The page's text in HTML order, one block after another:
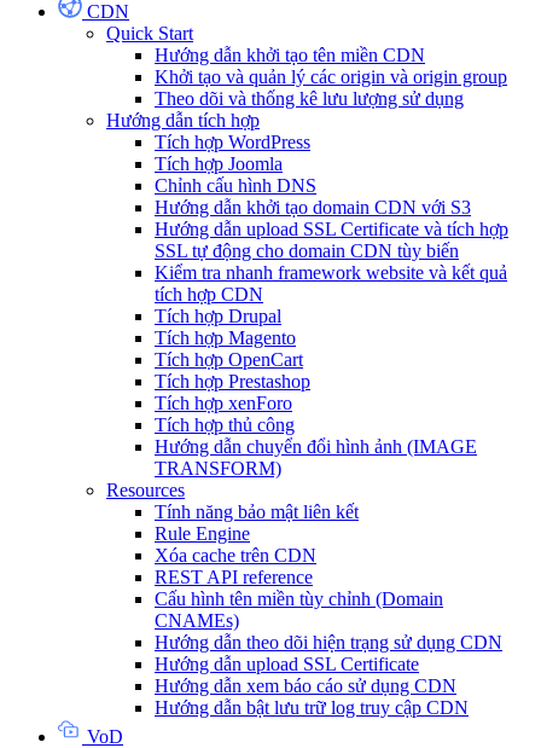
CDN
Quick Start
Hướng dẫn khởi tạo tên miền CDN
Khởi tạo và quản lý các origin và origin group
Theo dõi và thống kê lưu lượng sử dụng
Hướng dẫn tích hợp
Tích hợp WordPress
Tích hợp Joomla
Chỉnh cấu hình DNS
Hướng dẫn khởi tạo domain CDN với S3
Hướng dẫn upload SSL Certificate và tích hợp
SSL tự động cho domain CDN tùy biến
Kiểm tra nhanh framework website và kết quả
tích hợp CDN
Tích hợp Drupal
Tích hợp Magento
Tích hợp OpenCart
Tích hợp Prestashop
Tích hợp xenForo
Tích hợp thủ công
Hướng dẫn chuyển đổi hình ảnh (IMAGE
TRANSFORM)
Resources
Tính năng bảo mật liên kết
Rule Engine
Xóa cache trên CDN
REST API reference
Cấu hình tên miền tùy chỉnh (Domain
CNAMEs)
Hướng dẫn theo dõi hiện trạng sử dụng CDN
Hướng dẫn upload SSL Certificate
Hướng dẫn xem báo cáo sử dụng CDN
Hướng dẫn bật lưu trữ log truy cập CDN
VoD